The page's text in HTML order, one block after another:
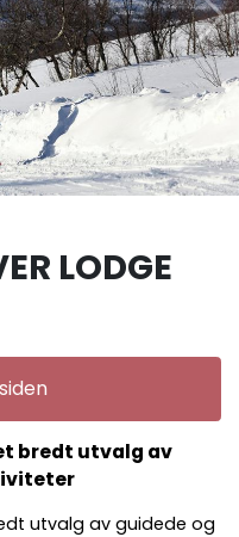
LODGE
bredt utvalg av
utvalg av guidede og